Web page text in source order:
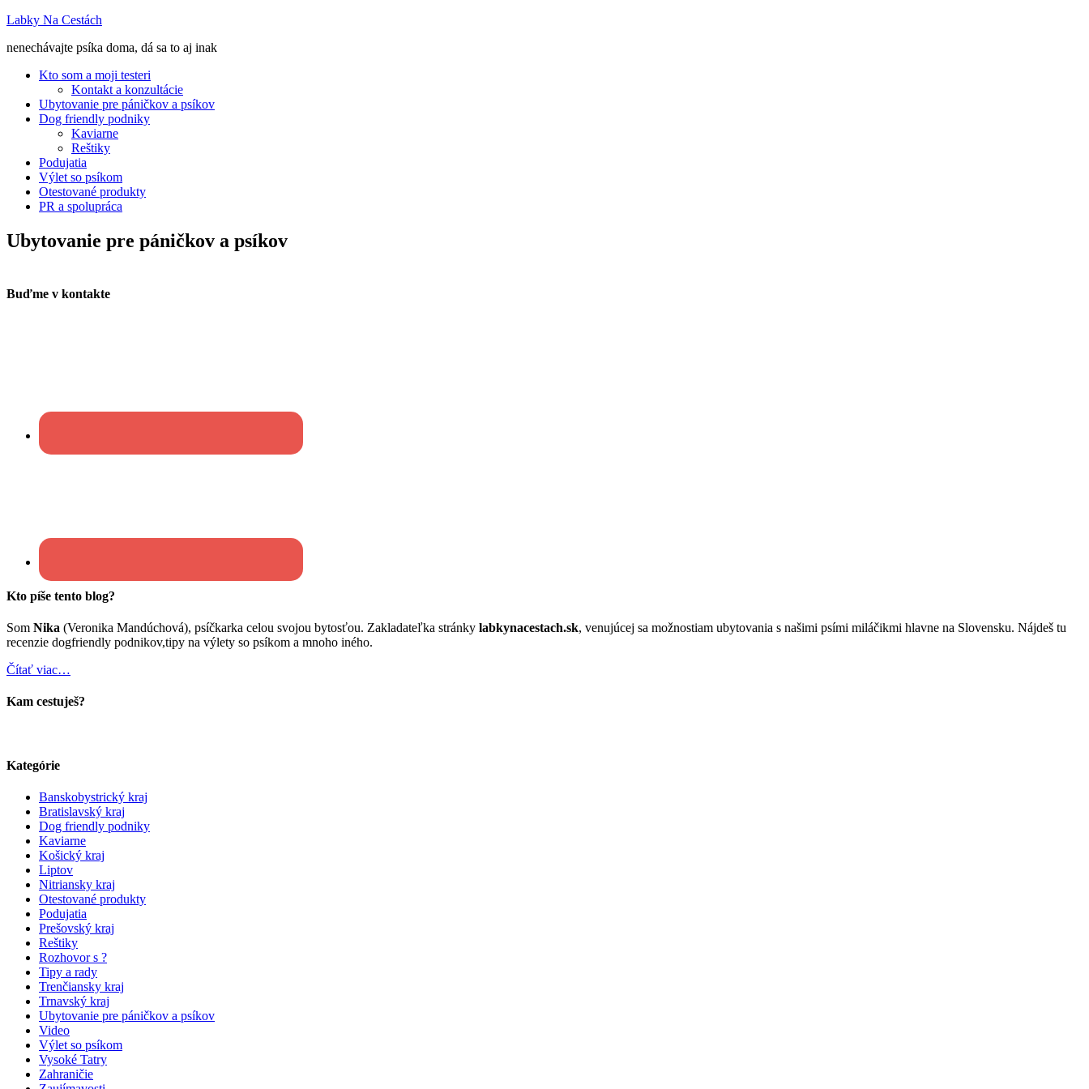
Labky Na Cestách
nenechávajte psíka doma, dá sa to aj inak
Kto som a moji testeri
Kontakt a konzultácie
Ubytovanie pre páničkov a psíkov
Dog friendly podniky
Kaviarne
Reštiky
Podujatia
Výlet so psíkom
Otestované produkty
PR a spolupráca
Ubytovanie pre páničkov a psíkov
Buďme v kontakte
Kto píše tento blog?
Som Nika (Veronika Mandúchová), psíčkarka celou svojou bytosťou. Zakladateľka stránky labkynacestach.sk, venujúcej sa možnostiam ubytovania s našimi psími miláčikmi hlavne na Slovensku. Nájdeš tu
recenzie dogfriendly podnikov,tipy na výlety so psíkom a mnoho iného.
Čítať viac…
Kam cestuješ?
Kategórie
Banskobystrický kraj
Bratislavský kraj
Dog friendly podniky
Kaviarne
Košický kraj
Liptov
Nitriansky kraj
Otestované produkty
Podujatia
Prešovský kraj
Reštiky
Rozhovor s ?
Tipy a rady
Trenčiansky kraj
Trnavský kraj
Ubytovanie pre páničkov a psíkov
Video
Výlet so psíkom
Vysoké Tatry
Zahraničie